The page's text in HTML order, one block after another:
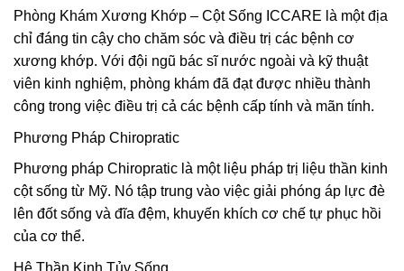
Phòng Khám Xương Khớp – Cột Sống ICCARE là một địa
chỉ đáng tin cậy cho chăm sóc và điều trị các bệnh cơ
xương khớp. Với đội ngũ bác sĩ nước ngoài và kỹ thuật
viên kinh nghiệm, phòng khám đã đạt được nhiều thành
công trong việc điều trị cả các bệnh cấp tính và mãn tính.
Phương Pháp Chiropratic
Phương pháp Chiropratic là một liệu pháp trị liệu thần kinh
cột sống từ Mỹ. Nó tập trung vào việc giải phóng áp lực đè
lên đốt sống và đĩa đệm, khuyến khích cơ chế tự phục hồi
của cơ thể.
Hệ Thần Kinh Tủy Sống